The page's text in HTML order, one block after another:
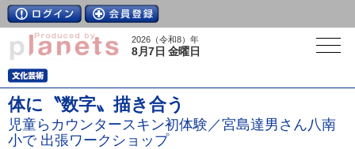
2026（令和8）年
8月7日 金曜日
体に〝数字〟描き合う
児童らカウンタースキン初体験／宮島達男さん八南
小で 出張ワークショップ